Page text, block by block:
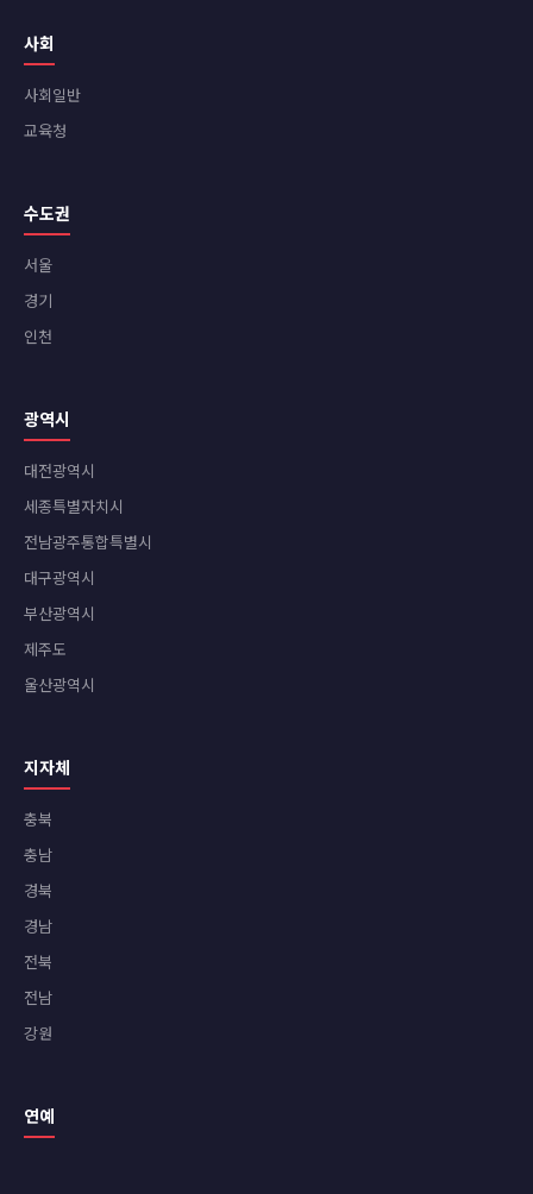
사회
사회일반
교육청
수도권
서울
경기
인천
광역시
대전광역시
세종특별자치시
전남광주통합특별시
대구광역시
부산광역시
제주도
울산광역시
지자체
충북
충남
경북
경남
전북
전남
강원
연예